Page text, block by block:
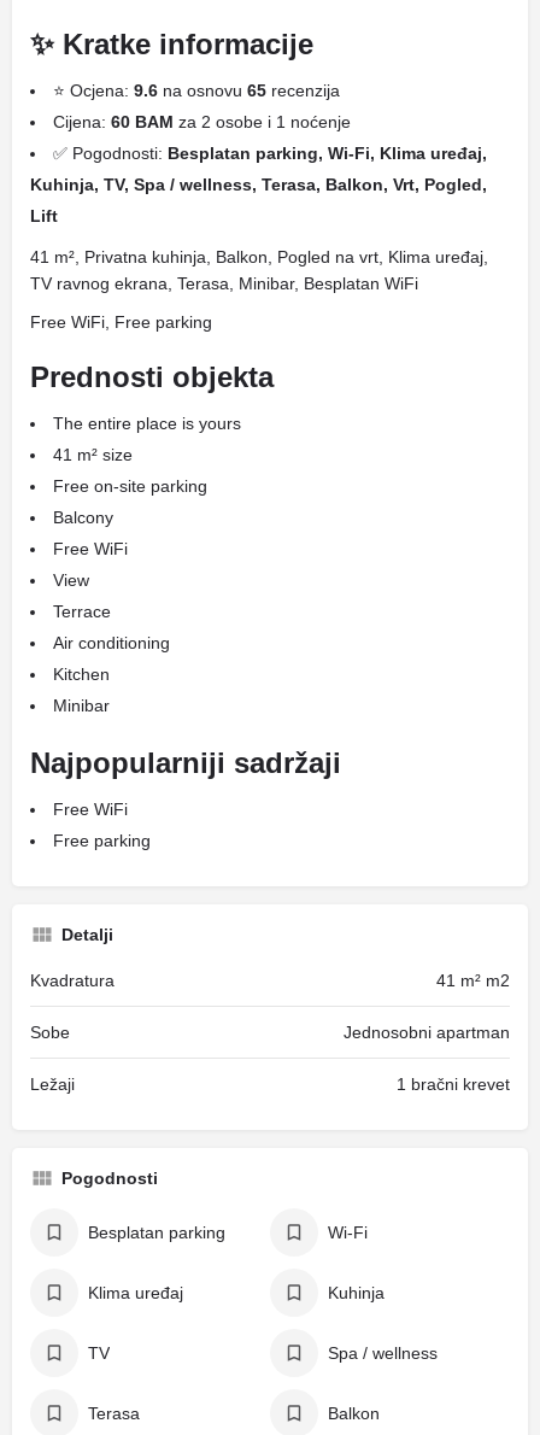
✨ Kratke informacije
⭐ Ocjena: 9.6 na osnovu 65 recenzija
Cijena: 60 BAM za 2 osobe i 1 noćenje
✅ Pogodnosti: Besplatan parking, Wi-Fi, Klima uređaj,
Kuhinja, TV, Spa / wellness, Terasa, Balkon, Vrt, Pogled,
Lift
41 m², Privatna kuhinja, Balkon, Pogled na vrt, Klima uređaj,
TV ravnog ekrana, Terasa, Minibar, Besplatan WiFi
Free WiFi, Free parking
Prednosti objekta
The entire place is yours
41 m² size
Free on-site parking
Balcony
Free WiFi
View
Terrace
Air conditioning
Kitchen
Minibar
Najpopularniji sadržaji
Free WiFi
Free parking
Detalji
Kvadratura 41 m² m2
Sobe Jednosobni apartman
Ležaji 1 bračni krevet
Pogodnosti
Besplatan parking Wi-Fi
Klima uređaj Kuhinja
TV Spa / wellness
Terasa Balkon